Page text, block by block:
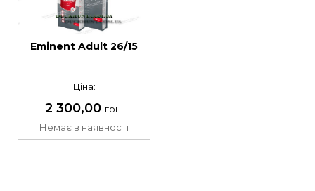
Eminent Adult 26/15
Ціна:
2 300,00 грн.
Немає в наявності